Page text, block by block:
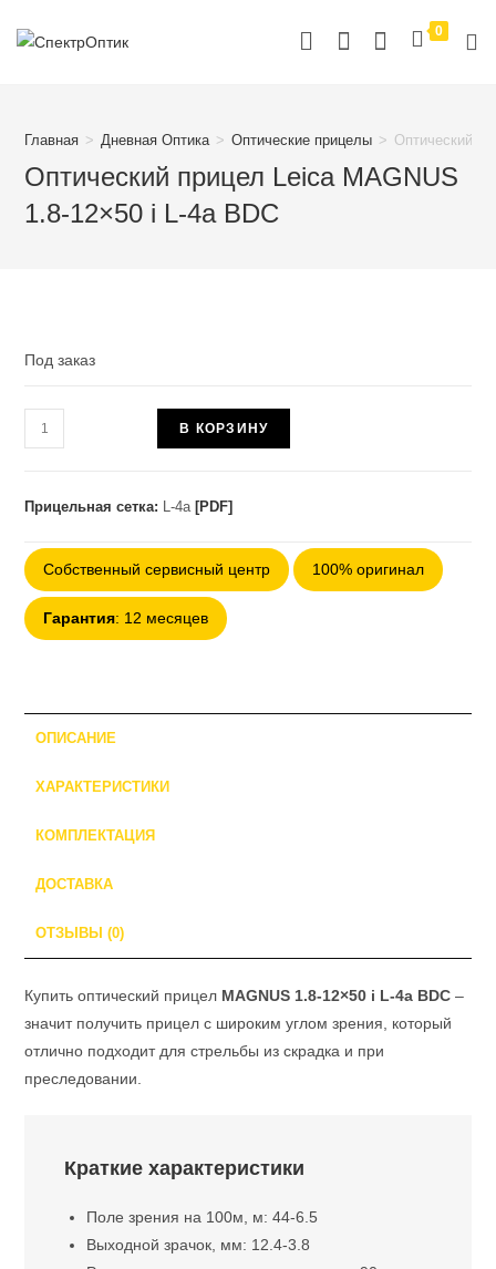
0
Главная > Дневная Оптика > Оптические прицелы > Оптический
Оптический прицел Leica MAGNUS
1.8-12×50 i L-4a BDC
Под заказ
Количество
товара
прицел
MAGNUS
1.8-
12x50
В КОРЗИНУ
Прицельная сетка: L-4a [PDF]
Собственный сервисный центр 100% оригинал
Гарантия: 12 месяцев
ОПИСАНИЕ
ХАРАКТЕРИСТИКИ
КОМПЛЕКТАЦИЯ
ДОСТАВКА
ОТЗЫВЫ (0)
Купить оптический прицел MAGNUS 1.8-12×50 i L-4a BDC –
значит получить прицел с широким углом зрения, который
отлично подходит для стрельбы из скрадка и при
преследовании.
Краткие характеристики
Поле зрения на 100м, м: 44-6.5
Выходной зрачок, мм: 12.4-3.8